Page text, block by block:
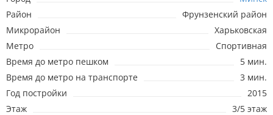
Район
Фрунзенский район
Микрорайон
Харьковская
Метро
Спортивная
Время до метро пешком
5 мин.
Время до метро на транспорте
3 мин.
Год постройки
2015
Этаж
3/5 этаж